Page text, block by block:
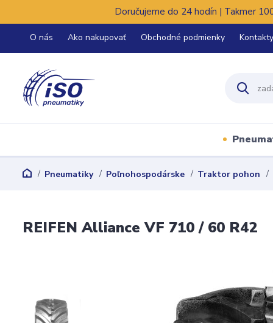
Doručujeme do 24 hodín | Takmer
O nás Ako nakupovať Obchodné podmienky Kontakty
Pneumatiky Poľnohospodárske Traktor pohon
REIFEN Alliance VF 710 / 60 R42